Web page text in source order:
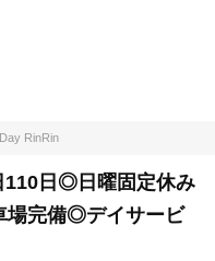
RinRin
日◎日曜固定休み
完備◎デイサービ